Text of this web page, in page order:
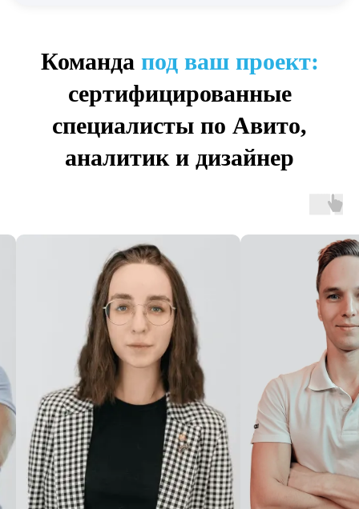
Команда под ваш проект:
сертифицированные
специалисты по Авито,
аналитик и дизайнер